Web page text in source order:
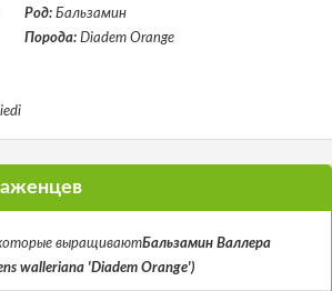
Род: Бальзамин
Порода: Diadem Orange
выращиваютБальзамин Валлера
walleriana 'Diadem Orange')